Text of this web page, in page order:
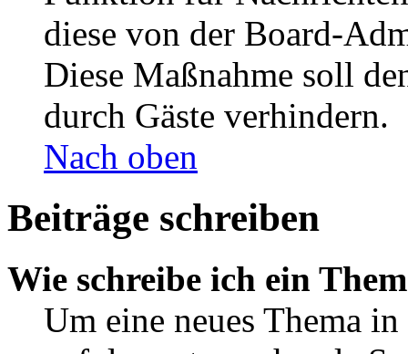
diese von der Board-
Diese Maßnahme soll
durch Gäste verhindern.
Nach oben
Beiträge schreiben
Wie schreibe ich ein
Um eine neues Thema